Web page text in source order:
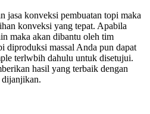
jasa konveksi pembuatan topi maka
konveksi yang tepat. Apabila
maka akan dibantu oleh tim
diproduksi massal Anda pun dapat
terlwbih dahulu untuk disetujui.
hasil yang terbaik dengan
dijanjikan.